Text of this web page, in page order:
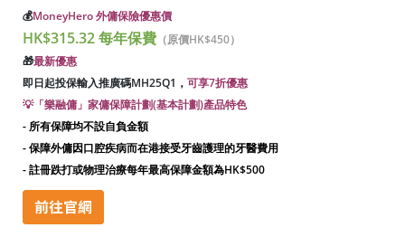
💰MoneyHero 外傭保險優惠價
HK$315.32 每年保費 （原價HK$450）
🎁最新優惠
即日起投保輸入推廣碼MH25Q1 ， 可享7折優惠
💡「樂融傭」家傭保障計劃(基本計劃)產品特色
- 所有保障均不設自負金額
- 保障外傭因口腔疾病而在港接受牙齒護理的牙醫費用
- 註冊跌打或物理治療每年最高保障金額為HK$500